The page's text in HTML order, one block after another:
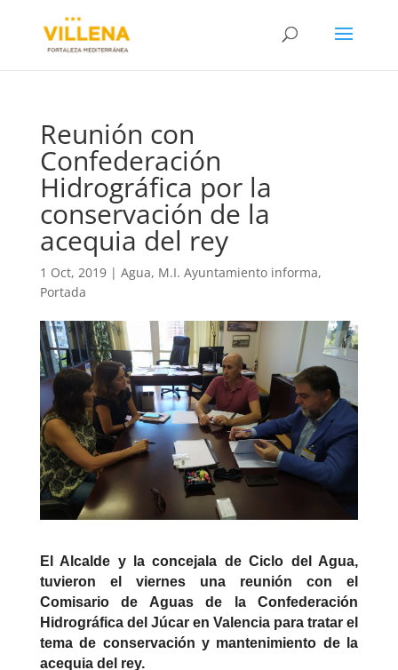
Reunión con
Confederación
Hidrográfica por la
conservación de la
acequia del rey
1 Oct, 2019| Agua, M.I. Ayuntamiento informa,
Portada
El Alcalde y la concejala de Ciclo del Agua,
tuvieron el viernes una reunión con el
Comisario de Aguas de la Confederación
Hidrográfica del Júcar en Valencia para tratar el
tema de conservación y mantenimiento de la
acequia del rey.